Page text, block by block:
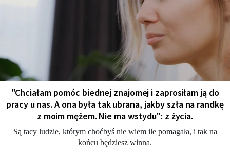
"Chciałam pomóc biednej znajomej i zaprosiłam ją do
pracy u nas. A ona była tak ubrana, jakby szła na randkę
z moim mężem. Nie ma wstydu": z życia.
Są tacy ludzie, którym choćbyś nie wiem ile pomagała, i tak na
końcu będziesz winna.